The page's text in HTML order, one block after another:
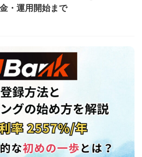
・運用開始まで